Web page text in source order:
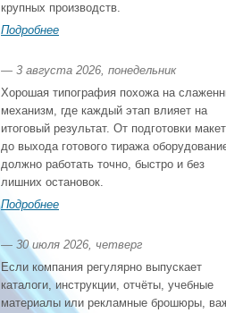
крупных производств.
Подробнее
— 3 августа 2026, понедельник
Хорошая типография похожа на
механизм, где каждый этап влияет на
итоговый результат. От подготовки
до выхода готового тиража
должно работать точно, быстро и без
лишних остановок.
Подробнее
— 30 июля 2026, четверг
Если компания регулярно выпускает
каталоги, инструкции, отчёты, учебные
материалы или рекламные брошюры,